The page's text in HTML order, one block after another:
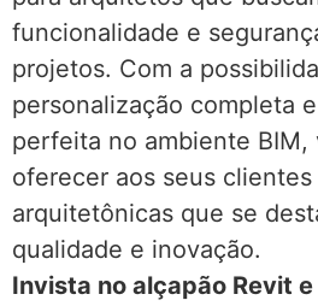
funcionalidade e
projetos. Com a
personalização completa
perfeita no ambiente BIM,
oferecer aos seus
arquitetônicas que se
qualidade e inovação.
Invista no alçapão Revit